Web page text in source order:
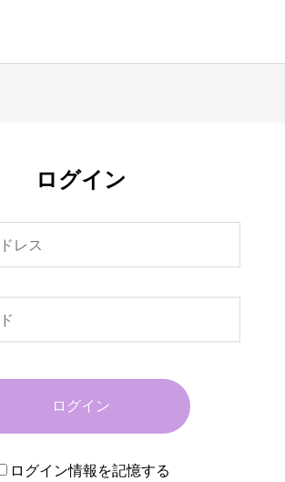
ログイン
ログイン
ログイン情報を記憶する